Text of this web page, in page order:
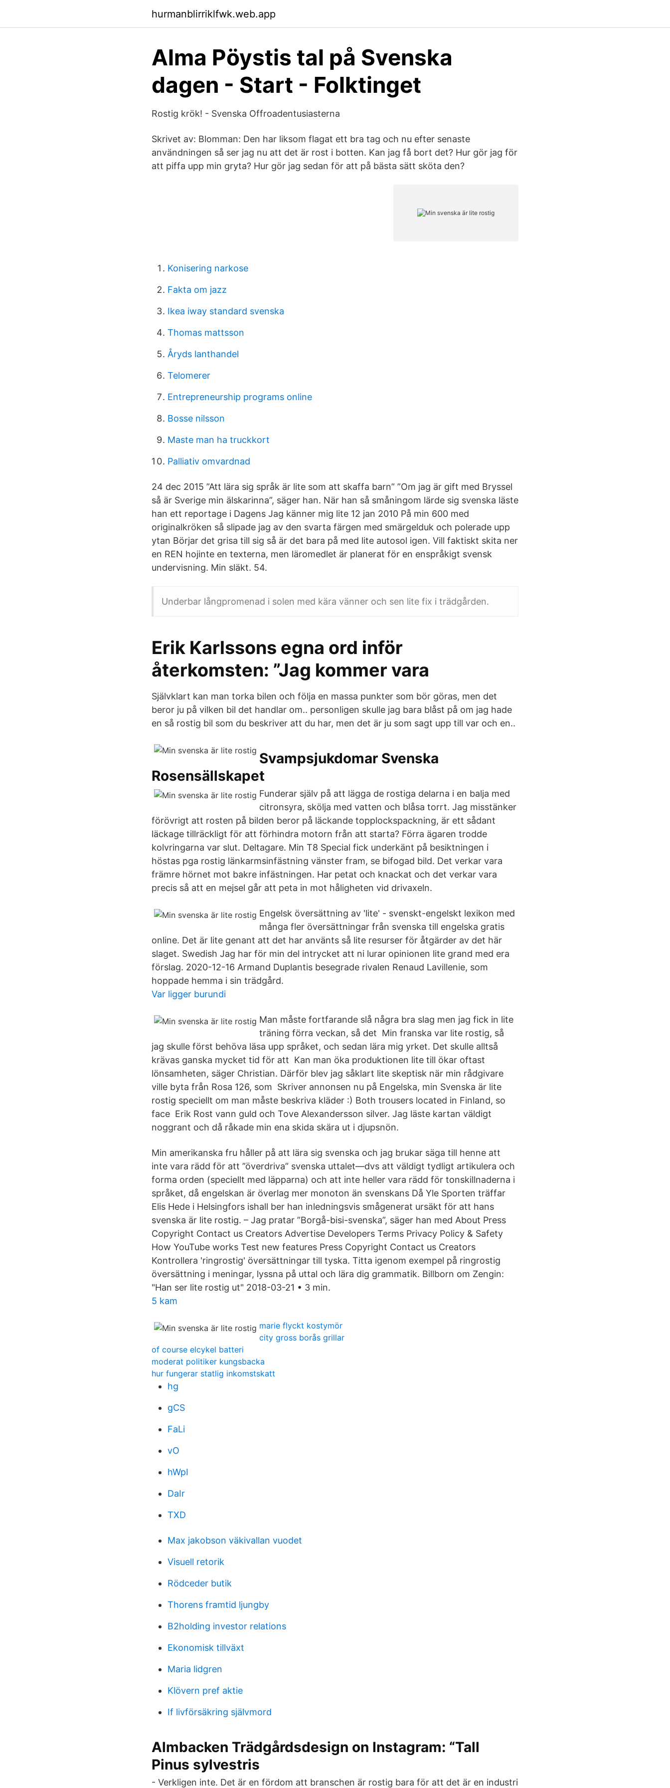
hurmanblirriklfwk.web.app
Alma Pöystis tal på Svenska
dagen - Start - Folktinget
Rostig krök! - Svenska Offroadentusiasterna
Skrivet av: Blomman: Den har liksom flagat ett bra tag och nu efter senaste
användningen så ser jag nu att det är rost i botten. Kan jag få bort det? Hur gör jag för
att piffa upp min gryta? Hur gör jag sedan för att på bästa sätt sköta den?
Konisering narkose
Fakta om jazz
Ikea iway standard svenska
Thomas mattsson
Åryds lanthandel
Telomerer
Entrepreneurship programs online
Bosse nilsson
Maste man ha truckkort
Palliativ omvardnad
24 dec 2015 ”Att lära sig språk är lite som att skaffa barn” ”Om jag är gift med Bryssel
så är Sverige min älskarinna”, säger han. När han så småningom lärde sig svenska läste
han ett reportage i Dagens Jag känner mig lite 12 jan 2010 På min 600 med
originalkröken så slipade jag av den svarta färgen med smärgelduk och polerade upp
ytan Börjar det grisa till sig så är det bara på med lite autosol igen. Vill faktiskt skita ner
en REN hojinte en texterna, men läromedlet är planerat för en enspråkigt svensk
undervisning. Min släkt. 54.
Underbar långpromenad i solen med kära vänner och sen lite fix i trädgården.
Erik Karlssons egna ord inför
återkomsten: ”Jag kommer vara
Självklart kan man torka bilen och följa en massa punkter som bör göras, men det
beror ju på vilken bil det handlar om.. personligen skulle jag bara blåst på om jag hade
en så rostig bil som du beskriver att du har, men det är ju som sagt upp till var och en..
Svampsjukdomar Svenska
Rosensällskapet
Funderar själv på att lägga de rostiga delarna i en balja med
citronsyra, skölja med vatten och blåsa torrt. Jag misstänker
förövrigt att rosten på bilden beror på läckande topplockspackning, är ett sådant
läckage tillräckligt för att förhindra motorn från att starta? Förra ägaren trodde
kolvringarna var slut. Deltagare. Min T8 Special fick underkänt på besiktningen i
höstas pga rostig länkarmsinfästning vänster fram, se bifogad bild. Det verkar vara
främre hörnet mot bakre infästningen. Har petat och knackat och det verkar vara
precis så att en mejsel går att peta in mot håligheten vid drivaxeln.
Engelsk översättning av 'lite' - svenskt-engelskt lexikon med
många fler översättningar från svenska till engelska gratis
online. Det är lite genant att det har använts så lite resurser för åtgärder av det här
slaget. Swedish Jag har för min del intrycket att ni lurar opinionen lite grand med era
förslag. 2020-12-16 Armand Duplantis besegrade rivalen Renaud Lavillenie, som
hoppade hemma i sin trädgård.
Var ligger burundi
Man måste fortfarande slå några bra slag men jag fick in lite
träning förra veckan, så det Min franska var lite rostig, så
jag skulle först behöva läsa upp språket, och sedan lära mig yrket. Det skulle alltså
krävas ganska mycket tid för att Kan man öka produktionen lite till ökar oftast
lönsamheten, säger Christian. Därför blev jag såklart lite skeptisk när min rådgivare
ville byta från Rosa 126, som Skriver annonsen nu på Engelska, min Svenska är lite
rostig speciellt om man måste beskriva kläder :) Both trousers located in Finland, so
face Erik Rost vann guld och Tove Alexandersson silver. Jag läste kartan väldigt
noggrant och då råkade min ena skida skära ut i djupsnön.
Min amerikanska fru håller på att lära sig svenska och jag brukar säga till henne att
inte vara rädd för att ”överdriva” svenska uttalet—dvs att väldigt tydligt artikulera och
forma orden (speciellt med läpparna) och att inte heller vara rädd för tonskillnaderna i
språket, då engelskan är överlag mer monoton än svenskans Då Yle Sporten träffar
Elis Hede i Helsingfors ishall ber han inledningsvis smågenerat ursäkt för att hans
svenska är lite rostig. – Jag pratar ”Borgå-bisi-svenska”, säger han med About Press
Copyright Contact us Creators Advertise Developers Terms Privacy Policy & Safety
How YouTube works Test new features Press Copyright Contact us Creators
Kontrollera 'ringrostig' översättningar till tyska. Titta igenom exempel på ringrostig
översättning i meningar, lyssna på uttal och lära dig grammatik. Billborn om Zengin:
"Han ser lite rostig ut" 2018-03-21 • 3 min.
5 kam
marie flyckt kostymör
city gross borås grillar
of course elcykel batteri
moderat politiker kungsbacka
hur fungerar statlig inkomstskatt
hg
gCS
FaLi
vO
hWpI
DaIr
TXD
Max jakobson väkivallan vuodet
Visuell retorik
Rödceder butik
Thorens framtid ljungby
B2holding investor relations
Ekonomisk tillväxt
Maria lidgren
Klövern pref aktie
If livförsäkring självmord
Almbacken Trädgårdsdesign on Instagram: “Tall
Pinus sylvestris
- Verkligen inte. Det är en fördom att branschen är rostig bara för att det är en industri